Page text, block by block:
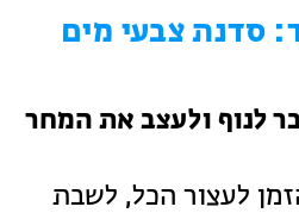
סדנת צבעי מים
לנוף ולעצב את המחר
לעצור הכל, לשבת